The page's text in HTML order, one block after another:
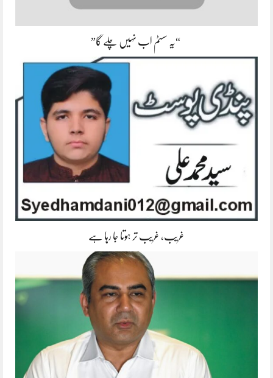
“یہ سسٹم اب نہیں چلے گا”
غریب، غریب تر ہوتا جا رہا ہے